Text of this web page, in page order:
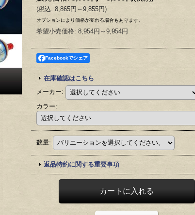
(税込: 8,865円～9,855円)
オプションにより価格が変わる場合もあります。
希望小売価格: 8,954円～9,954円
Facebookでシェア
在庫確認はこちら
メーカー:
カラー:
数量:
返品特約に関する重要事項